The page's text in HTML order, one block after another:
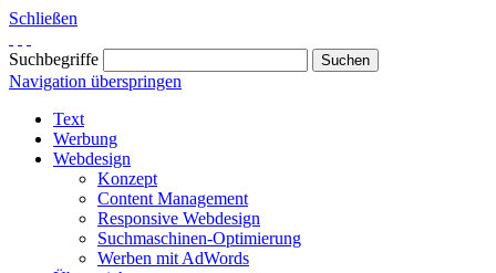
Schließen
Suchbegriffe
Navigation überspringen
Text
Werbung
Webdesign
Konzept
Content Management
Responsive Webdesign
Suchmaschinen-Optimierung
Werben mit AdWords